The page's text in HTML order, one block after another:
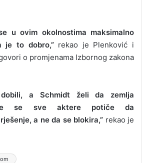
u ovim okolnostima maksimalno
je to dobro,”rekao je Plenković i
o promjenama Izbornog zakona
a Schmidt želi da zemlja
se sve aktere potiče da
a ne da se blokira,” rekao je